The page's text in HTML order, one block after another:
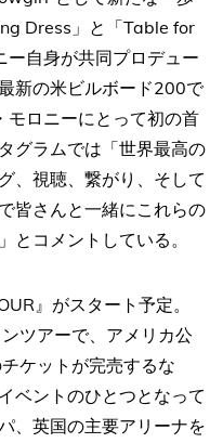
Dress」と「Table for
自身が共同プロデュー
新の米ビルボード200で
モロニーにとって初の首
グラムでは「世界最高の
、視聴、繋がり、そして
皆さんと一緒にこれらの
とコメントしている。
』がスタート予定。
ツアーで、アメリカ公
ケットが完売するな
ベントのひとつとなって
、英国の主要アリーナを